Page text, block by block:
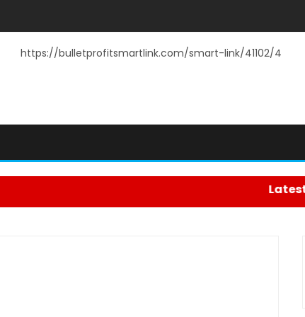
https://bulletprofitsmartlink.com/smart-link/41102/4
Latest News :